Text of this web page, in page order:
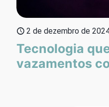
2 de dezembro de
Tecnologia
vazamentos